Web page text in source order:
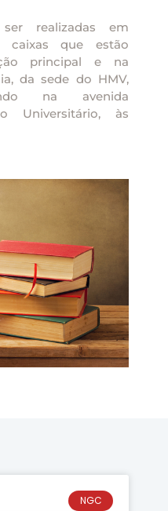
realizadas em
caixas que estão
principal e na
da sede do HMV,
na avenida
Universitário, às
NGC